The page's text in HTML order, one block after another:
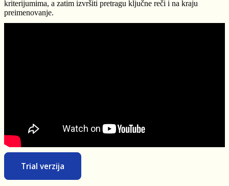
kriterijumima, a zatim izvršiti pretragu ključne reči i na kraju
preimenovanje.
Trial verzija